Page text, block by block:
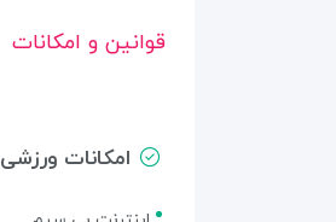
قوانین و امکانات
امکانات ورزشی